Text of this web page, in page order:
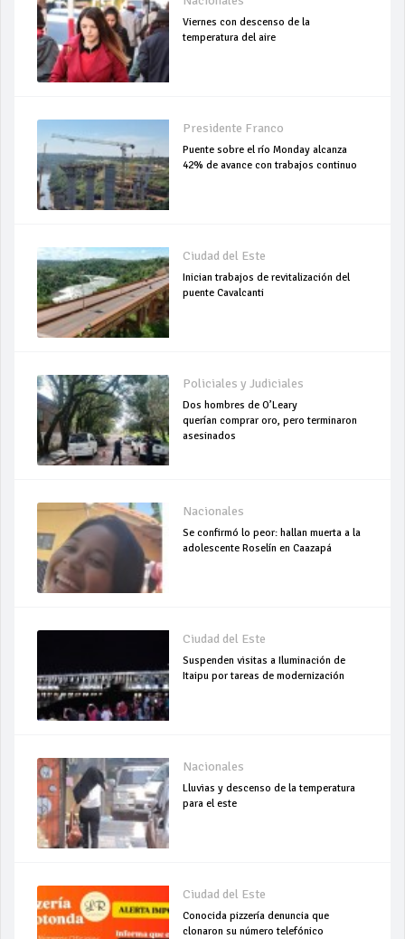
Viernes con descenso de la
temperatura del aire
Presidente Franco
Puente sobre el río Monday alcanza
42% de avance con trabajos continuo
Ciudad del Este
Inician trabajos de revitalización del
puente Cavalcanti
Policiales y Judiciales
Dos hombres de O’Leary
querían comprar oro, pero terminaron
asesinados
Nacionales
Se confirmó lo peor: hallan muerta a la
adolescente Roselín en Caazapá
Ciudad del Este
Suspenden visitas a Iluminación de
Itaipu por tareas de modernización
Nacionales
Lluvias y descenso de la temperatura
para el este
Ciudad del Este
Conocida pizzería denuncia que
clonaron su número telefónico